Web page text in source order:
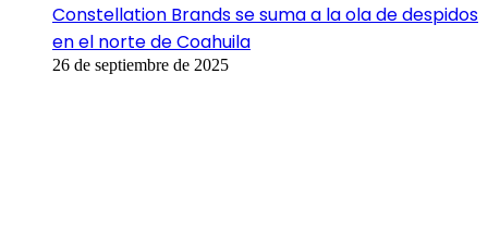
Constellation Brands se suma a la ola de despidos
en el norte de Coahuila
26 de septiembre de 2025